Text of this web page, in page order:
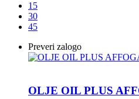
15
30
45
Preveri zalogo
OLJE OIL PLUS